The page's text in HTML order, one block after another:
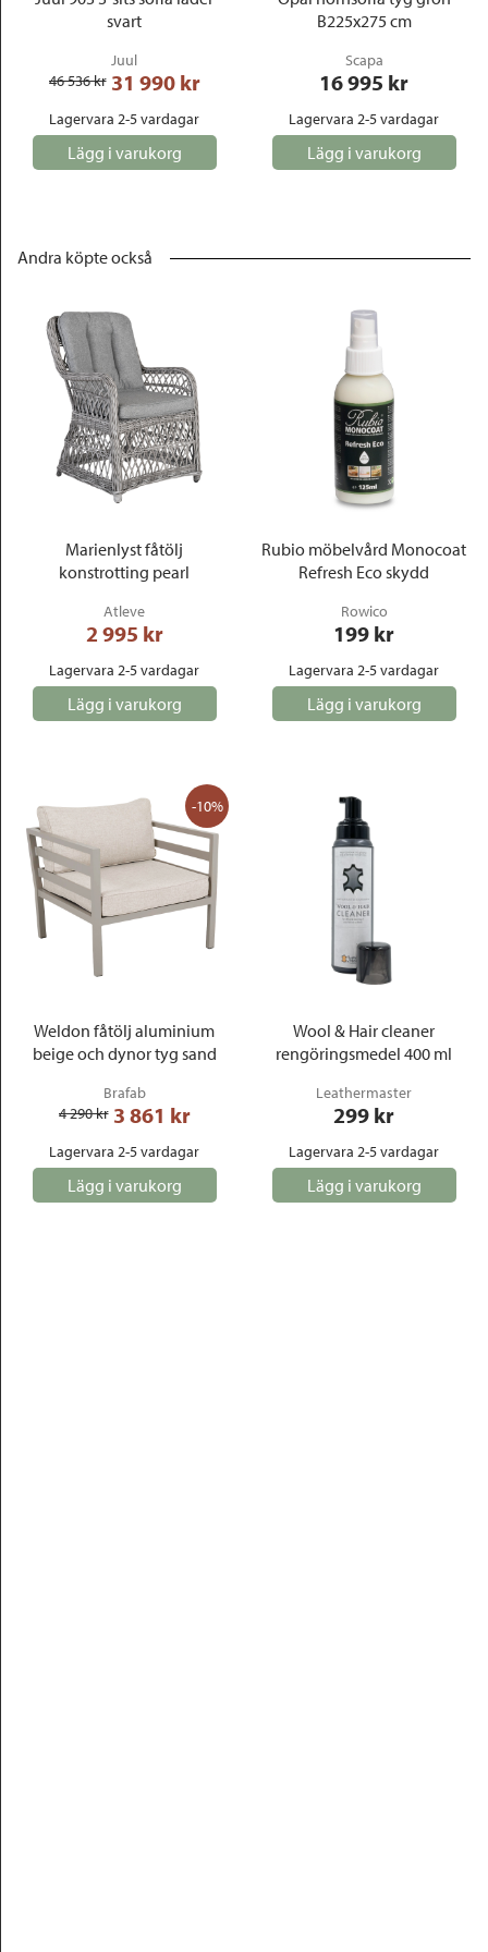
svart
Juul
46 536 kr 31 990 kr
Lagervara 2-5 vardagar
Lägg i varukorg
B225x275 cm
Scapa
16 995 kr
Lagervara 2-5 vardagar
Lägg i varukorg
Andra köpte också
Marienlyst fåtölj
konstrotting pearl
Atleve
2 995 kr
Lagervara 2-5 vardagar
Lägg i varukorg
Rubio möbelvård Monocoat
Refresh Eco skydd
Rowico
199 kr
Lagervara 2-5 vardagar
Lägg i varukorg
-10%
Weldon fåtölj aluminium
beige och dynor tyg sand
Brafab
4 290 kr 3 861 kr
Lagervara 2-5 vardagar
Lägg i varukorg
Wool & Hair cleaner
rengöringsmedel 400 ml
Leathermaster
299 kr
Lagervara 2-5 vardagar
Lägg i varukorg